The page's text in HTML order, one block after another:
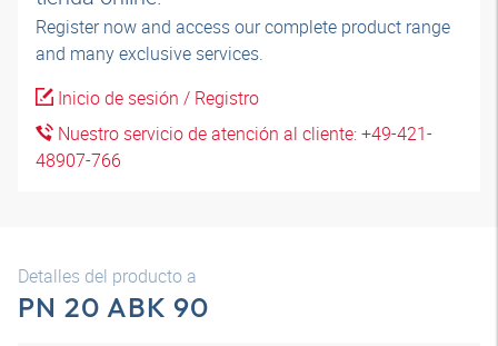
Register now and access our complete product range
and many exclusive services.
Inicio de sesión / Registro
Nuestro servicio de atención al cliente: +49-421-
48907-766
Detalles del producto a
PN 20 ABK 90